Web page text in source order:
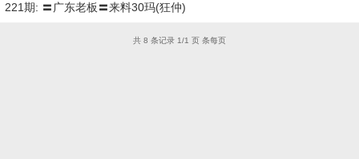
221期: 〓广东老板〓来料30玛(狂仲)
共 8 条记录 1/1 页 条每页